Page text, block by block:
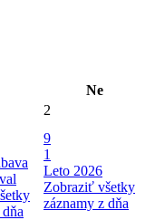
Ne
2
9
1
Leto 2026
Zobraziť všetky
záznamy z dňa